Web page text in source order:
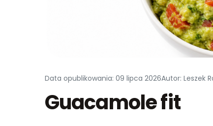
Data opublikowania: 09 lipca 2026Autor: Leszek
Guacamole fit